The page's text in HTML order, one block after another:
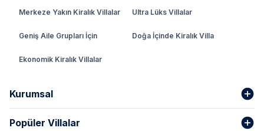
Merkeze Yakın Kiralık Villalar Ultra Lüks Villalar
Geniş Aile Grupları İçin Doğa İçinde Kiralık Villa
Ekonomik Kiralık Villalar
Kurumsal
Hakkımızda
Popüler Villalar